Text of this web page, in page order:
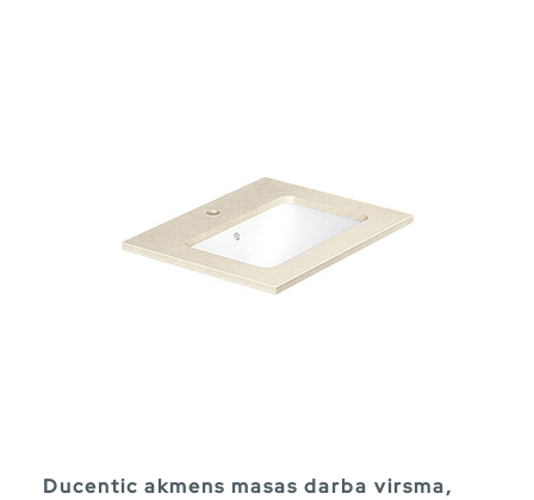
Ducentic akmens masas darba virsma,